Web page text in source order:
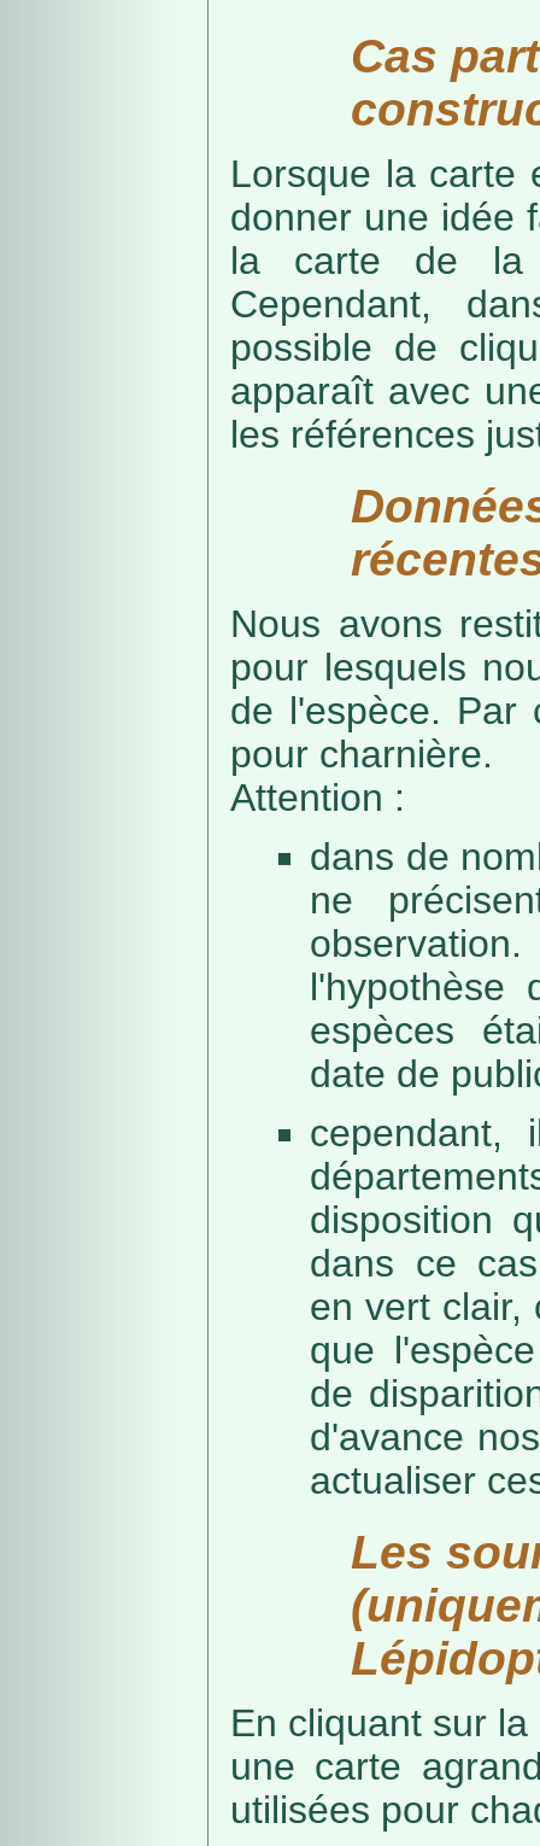
Cas
Lorsque la carte
donner une idée
la carte de la
Cependant,
possible de
apparaît avec
les références
Nous avons
pour lesquels
de l'espèce. Par
pour charnière.
Attention :
dans de
ne
l'hypothèse
espèces
date de
cependant,
disposition
dans ce
en vert clair,
que
de
d'avance
actualiser
Les
En cliquant sur
une carte
utilisées pour